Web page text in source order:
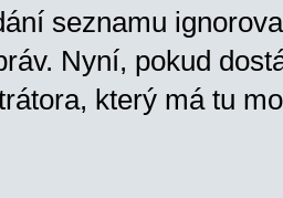
seznamu
Nyní, pokud
který má tu